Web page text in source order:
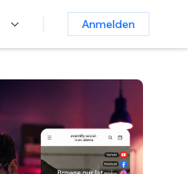
Anmelden